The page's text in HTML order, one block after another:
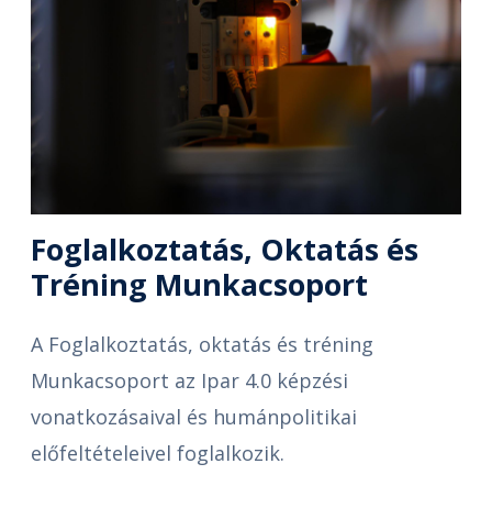
Foglalkoztatás, Oktatás és
Tréning Munkacsoport
A Foglalkoztatás, oktatás és tréning
Munkacsoport az Ipar 4.0 képzési
vonatkozásaival és humánpolitikai
előfeltételeivel foglalkozik.